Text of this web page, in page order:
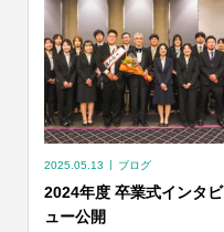
2025.05.13 ブログ
2024年度 卒業式インタビ
ュー公開